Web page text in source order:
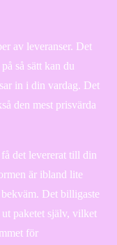
av leveranser. Det
så sätt kan du
in i din vardag. Det
den mest prisvärda
det levererat till din
är ibland lite
Det billigaste
paketet själv, vilket
för